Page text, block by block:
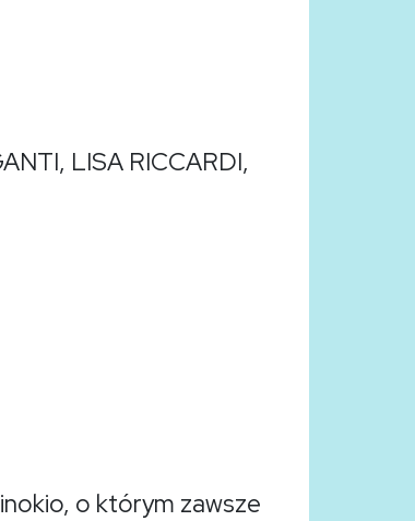
LISA RICCARDI,
o którym zawsze